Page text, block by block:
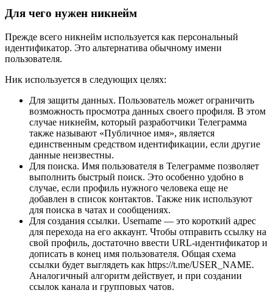
Для чего нужен никнейм
Прежде всего никнейм используется как персональный
идентификатор. Это альтернатива обычному имени
пользователя.
Ник используется в следующих целях:
Для защиты данных. Пользователь может ограничить
возможность просмотра данных своего профиля. В этом
случае никнейм, который разработчики Телеграмма
также называют «Публичное имя», является
единственным средством идентификации, если другие
данные неизвестны.
Для поиска. Имя пользователя в Телеграмме позволяет
выполнить быстрый поиск. Это особенно удобно в
случае, если профиль нужного человека еще не
добавлен в список контактов. Также ник используют
для поиска в чатах и сообщениях.
Для создания ссылки. Username — это короткий адрес
для перехода на его аккаунт. Чтобы отправить ссылку на
свой профиль, достаточно ввести URL-идентификатор и
дописать в конец имя пользователя. Общая схема
ссылки будет выглядеть как https://t.me/USER_NAME.
Аналогичный алгоритм действует, и при создании
ссылок канала и групповых чатов.